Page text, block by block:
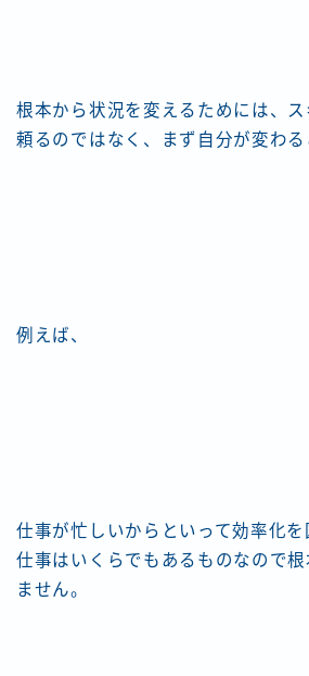
根本から状況を変えるためには、
頼るのではなく、まず自分が変わる
例えば、
仕事が忙しいからといって効率化を
仕事はいくらでもあるものなので
ません。